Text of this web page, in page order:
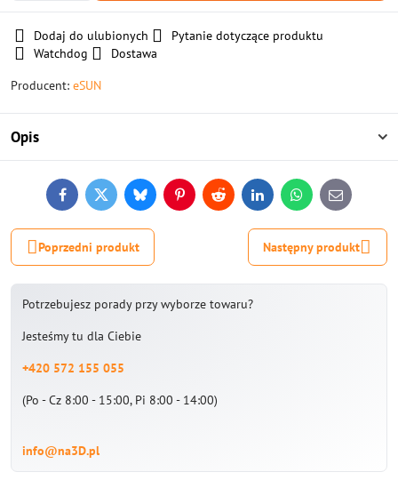
Dodaj do ulubionych
Pytanie dotyczące produktu
Watchdog
Dostawa
Producent: eSUN
Opis
FacebookTwitterBlueskyPinterestReddit LinkedInWhatsApp
E-
mail
Poprzedni produkt Następny produkt
Potrzebujesz porady przy wyborze towaru?
Jesteśmy tu dla Ciebie
+420 572 155 055
(Po - Cz 8:00 - 15:00, Pi 8:00 - 14:00)
info@na3D.pl